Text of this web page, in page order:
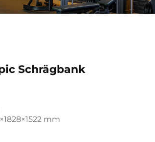
Schrägbank
mm